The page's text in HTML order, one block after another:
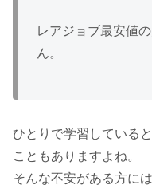
レアジョブ最安値
ん。
ひとりで学習している
こともありますよね。
そんな不安がある方に